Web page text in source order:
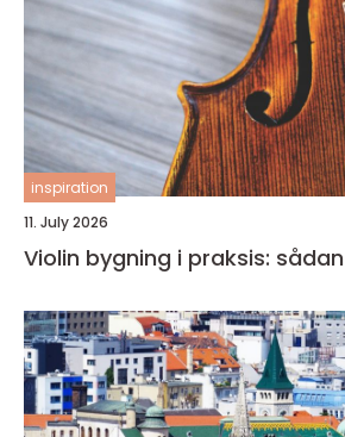
inspiration
11. July 2026
Violin bygning i praksis: